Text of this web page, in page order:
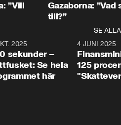
Thand Ring
”Vill
Gazaborna:
till?”
SE ALLA
4:29
2025
sekunder –
Se hela
här
4 JUNI 2025
125